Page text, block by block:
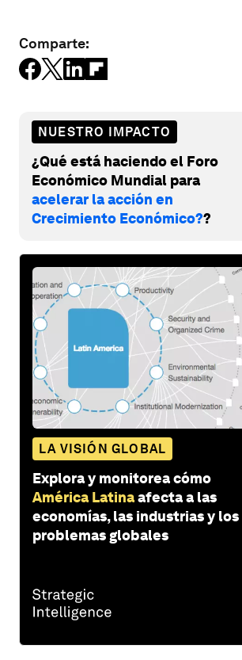
Comparte:
NUESTRO IMPACTO
¿Qué está haciendo el Foro
Económico Mundial para
acelerar la acción en
Crecimiento Económico??
LA VISIÓN GLOBAL
Explora y monitorea cómo
América Latinaafecta a las
economías, las industrias y los
problemas globales